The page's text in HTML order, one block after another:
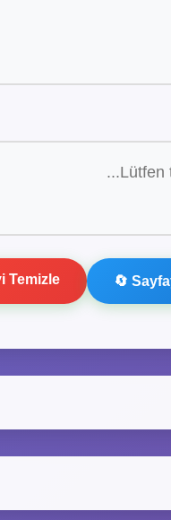
Temizle 🔄